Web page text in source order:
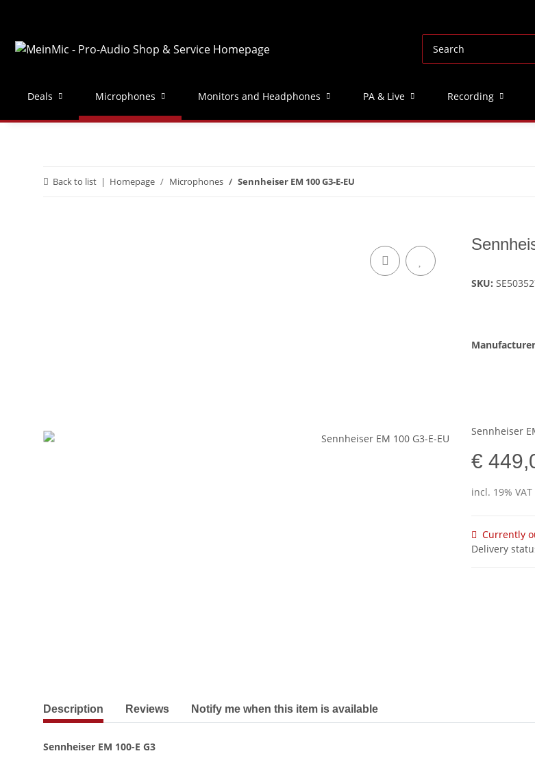
Deals Microphones Monitors and Headphones PA & Live Recording
Back to list Homepage Microphones Sennheiser EM 100 G3-E-EU
SKU:
Sennheiser
€
incl. 19%
Currently
Delivery
show more tabs
Description Reviews Notify me when this item is available
Sennheiser EM 100-E G3